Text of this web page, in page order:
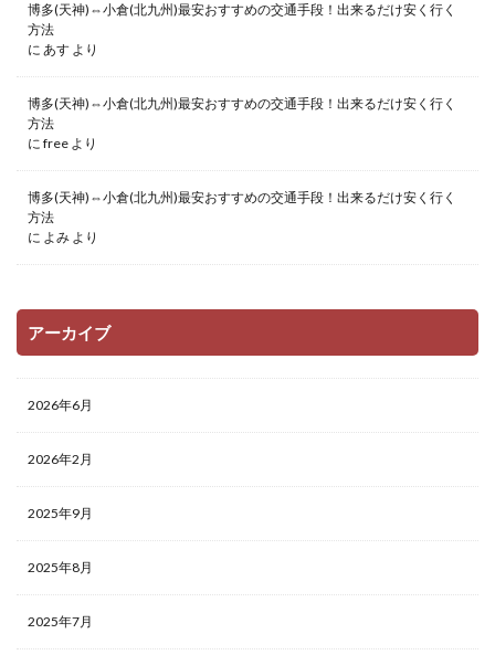
博多(天神)⇔小倉(北九州)最安おすすめの交通手段！出来るだけ安く行く
方法
に あす より
博多(天神)⇔小倉(北九州)最安おすすめの交通手段！出来るだけ安く行く
方法
に free より
博多(天神)⇔小倉(北九州)最安おすすめの交通手段！出来るだけ安く行く
方法
に よみ より
アーカイブ
2026年6月
2026年2月
2025年9月
2025年8月
2025年7月